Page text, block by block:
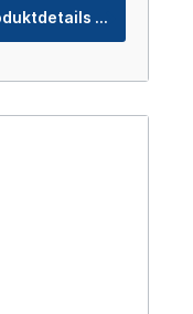
Produktdetails